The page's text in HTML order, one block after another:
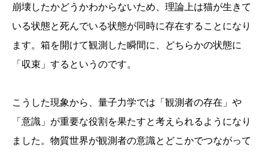
崩壊したかどうかわからないため、理論上は猫が生きて
いる状態と死んでいる状態が同時に存在することになり
ます。箱を開けて観測した瞬間に、どちらかの状態に
「収束」するというのです。
こうした現象から、量子力学では「観測者の存在」や
「意識」が重要な役割を果たすと考えられるようになり
ました。物質世界が観測者の意識とどこかでつながって